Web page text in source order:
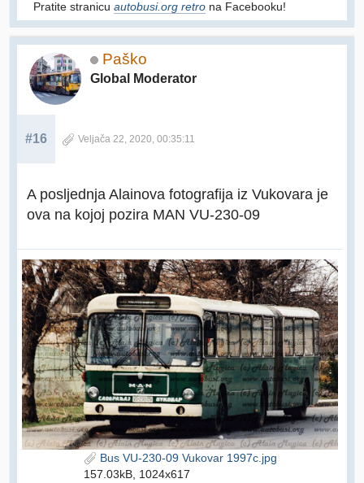
Pratite stranicu autobusi.org retro na Facebooku!
Paško
Global Moderator
#16 Veljača 22, 2020, 00:35:11
A posljednja Alainova fotografija iz Vukovara je
ova na kojoj pozira MAN VU-230-09
Bus VU-230-09 Vukovar 1997c.jpg
157.03kB, 1024x617